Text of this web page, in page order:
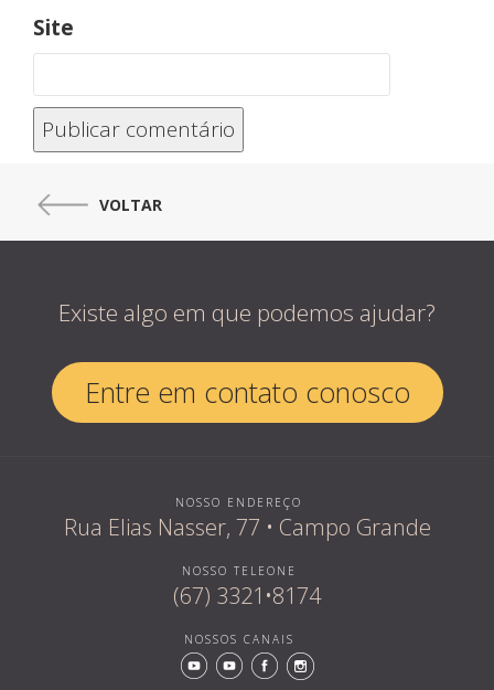
Quem
Site
VOLTAR
Existe algo em que podemos ajudar?
Entre em contato conosco
NOSSO ENDEREÇO
Rua Elias Nasser, 77 • Campo Grande
NOSSO TELEONE
(67) 3321•8174
NOSSOS CANAIS